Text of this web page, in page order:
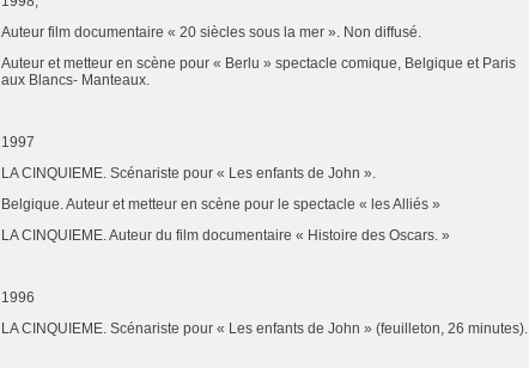
Auteur film documentaire « 20 siècles sous la mer ». Non diffusé.
Auteur et metteur en scène pour « Berlu » spectacle comique, Belgique et Paris
aux Blancs- Manteaux.
1997
LA CINQUIEME. Scénariste pour « Les enfants de John ».
Belgique. Auteur et metteur en scène pour le spectacle « les Alliés »
LA CINQUIEME. Auteur du film documentaire « Histoire des Oscars. »
1996
LA CINQUIEME. Scénariste pour « Les enfants de John » (feuilleton, 26 minutes).